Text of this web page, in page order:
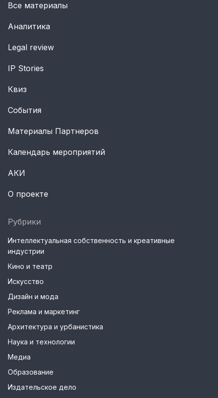
Все материалы
Аналитика
Legal review
IP Stories
Квиз
События
Материалы Партнеров
Календарь мероприятий
АКИ
О проекте
Рубрики
Интеллектуальная собственность и креативные
индустрии
Кино и театр
Искусство
Дизайн и мода
Реклама и маркетинг
Архитектура и урбанистика
Наука и технологии
Медиа
Образование
Издательское дело